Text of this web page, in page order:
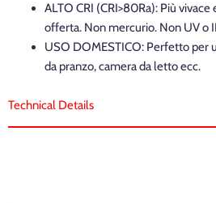
ALTO CRI (CRI>80Ra): Più
offerta. Non mercurio. Non UV o
USO DOMESTICO: Perfetto per
da pranzo, camera da letto ecc.
Technical Details